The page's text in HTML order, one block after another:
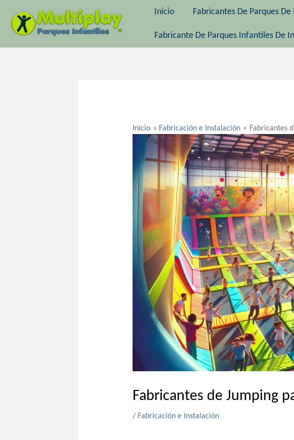
contenido
Inicio Fabricantes De Parques De
Fabricante De Parques Infantiles De
Inicio Fabricación e Instalación Fabricantes
Fabricantes de Jumping
/ Fabricación e Instalación